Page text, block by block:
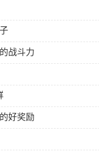
战斗力
好奖励